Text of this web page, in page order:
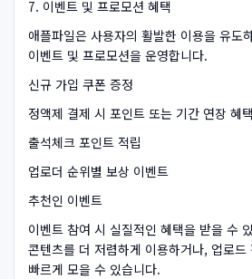
7. 이벤트 및 프로모션 혜택
애플파일은 사용자의 활발한 이용을 유도
이벤트 및 프로모션을 운영합니다.
신규 가입 쿠폰 증정
정액제 결제 시 포인트 또는 기간 연장 혜택
출석체크 포인트 적립
업로더 순위별 보상 이벤트
추천인 이벤트
이벤트 참여 시 실질적인 혜택을 받을 수
콘텐츠를 더 저렴하게 이용하거나, 업로
빠르게 모을 수 있습니다.